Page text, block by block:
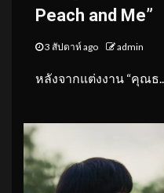
Peach and Me”
3 สัปดาห์ ago admin
หลังจากแต่งงาน “คุณธ...